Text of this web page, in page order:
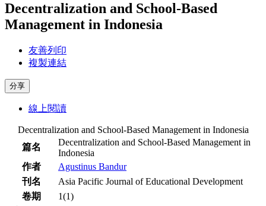
Decentralization and School-Based
Management in Indonesia
友善列印
複製連結
分享
線上閱讀
Decentralization and School-Based Management in Indonesia
篇名
Decentralization and School-Based Management in
Indonesia
作者
Agustinus Bandur
刊名
Asia Pacific Journal of Educational Development
卷期
1(1)